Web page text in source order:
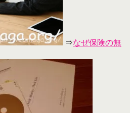
⇒なぜ保険の無